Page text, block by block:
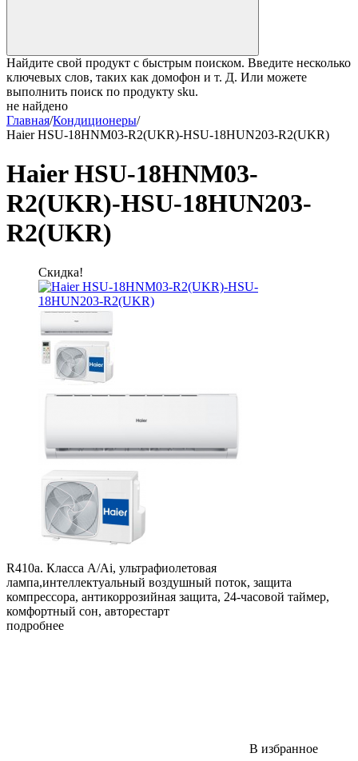
Найдите свой продукт с быстрым поиском. Введите несколько
ключевых слов, таких как домофон и т. Д. Или можете
выполнить поиск по продукту sku.
не найдено
Главная/Кондиционеры/
Haier HSU-18HNM03-R2(UKR)-HSU-18HUN203-R2(UKR)
Haier HSU-18HNM03-
R2(UKR)-HSU-18HUN203-
R2(UKR)
Скидка!
R410а. Класса А/Аi, ультрафиолетовая
лампа,интеллектуальный воздушный поток, защита
компрессора, антикоррозийная защита, 24-часовой таймер,
комфортный сон, авторестарт
подробнее
В избранное